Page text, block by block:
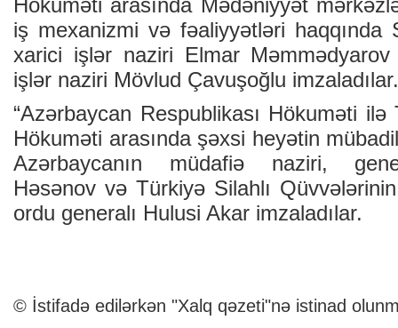
Hökuməti arasında Mədəniyyət
iş mexanizmi və fəaliyyətləri haqqında
xarici işlər naziri Elmar
işlər naziri Mövlud Çavuşoğlu imzaladılar.
“Azərbaycan Respublikası Hökuməti ilə
Hökuməti arasında şəxsi heyətin
Azərbaycanın müdafiə naziri,
Həsənov və Türkiyə Silahlı
ordu generalı Hulusi Akar imzaladılar.
© İstifadə edilərkən "Xalq qəzeti"nə istinad